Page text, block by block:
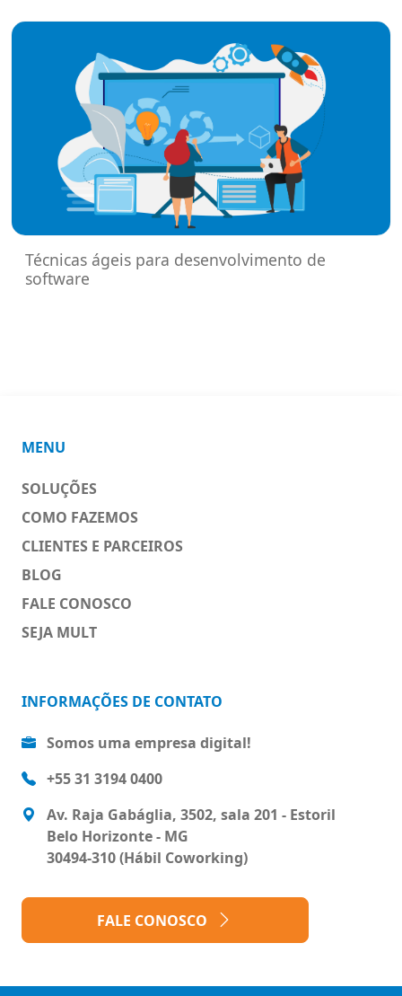
Técnicas ágeis para desenvolvimento de
software
MENU
SOLUÇÕES
COMO FAZEMOS
CLIENTES E PARCEIROS
BLOG
FALE CONOSCO
SEJA MULT
INFORMAÇÕES DE CONTATO
Somos uma empresa digital!
+55 31 3194 0400
Av. Raja Gabáglia, 3502, sala 201 - Estoril
Belo Horizonte - MG
30494-310 (Hábil Coworking)
FALE CONOSCO